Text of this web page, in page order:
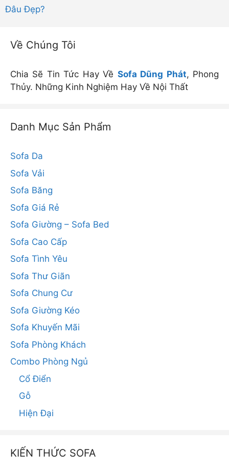
Đâu Đẹp?
Về Chúng Tôi
Chia Sẽ Tin Tức Hay Về Sofa Dũng Phát, Phong
Thủy. Những Kinh Nghiệm Hay Về Nội Thất
Danh Mục Sản Phẩm
Sofa Da
Sofa Vải
Sofa Băng
Sofa Giá Rẻ
Sofa Giường – Sofa Bed
Sofa Cao Cấp
Sofa Tình Yêu
Sofa Thư Giãn
Sofa Chung Cư
Sofa Giường Kéo
Sofa Khuyến Mãi
Sofa Phòng Khách
Combo Phòng Ngủ
Cổ Điển
Gỗ
Hiện Đại
KIẾN THỨC SOFA